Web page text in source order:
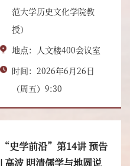
范大学历史文化学院教
授）
地点：人文楼400会议室
时间：2026年6月26日
（周五）9:30
“史学前沿”第14讲 预告
| 高波 明清儒学与地圆说